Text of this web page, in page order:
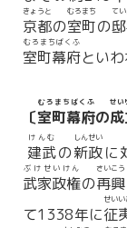
京都
きょうと
の室町
むろまち
の
て
室町幕府
むろまちばくふ
といわ
〔室町幕府
むろまちばくふ
の
せい
建武
けんむ
の新政
しんせい
に
武家政権
ぶけせいけん
の再興
さいこう
て1338年に征
せいい